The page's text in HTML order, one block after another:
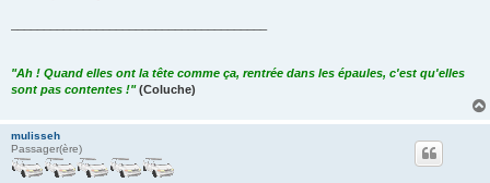
"Ah ! Quand elles ont la tête comme ça, rentrée dans les épaules, c'est qu'elles
sont pas contentes !" (Coluche)
mulisseh
Passager(ère)